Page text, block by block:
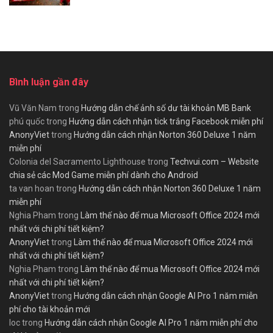
Bình luận gần đây
Vũ Văn Nam trong Hướng dẫn chế ảnh số dư tài khoản MB Bank
phú quốctrong Hướng dẫn cách nhận tick trắng Facebook miễn phí
AnonyViettrong Hướng dẫn cách nhận Norton 360 Deluxe 1 năm
miễn phí
Colonia del Sacramento Lighthouse trong Techvui.com – Website
chia sẻ các Mod Game miễn phí dành cho Android
ta van hoan trong Hướng dẫn cách nhận Norton 360 Deluxe 1 năm
miễn phí
Nghia Pham trong
Làm thế nào để mua Microsoft Office 2024 mới
nhất với chi phí tiết kiệm?
AnonyViettrong
Làm thế nào để mua Microsoft Office 2024 mới
nhất với chi phí tiết kiệm?
Nghia Pham trong
Làm thế nào để mua Microsoft Office 2024 mới
nhất với chi phí tiết kiệm?
AnonyViettrong Hướng dẫn cách nhận Google AI Pro 1 năm miễn
phí cho tài khoản mới
loctrong Hướng dẫn cách nhận Google AI Pro 1 năm miễn phí cho